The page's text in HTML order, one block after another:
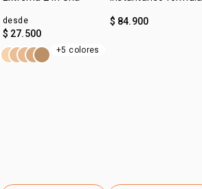
desde
$ 27.500
+5 colores
$ 84.900